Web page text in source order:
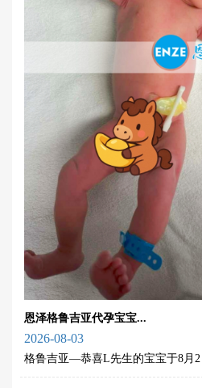
恩泽格鲁吉亚代孕宝宝...
2026-08-03
格鲁吉亚—恭喜L先生的宝宝于8月2